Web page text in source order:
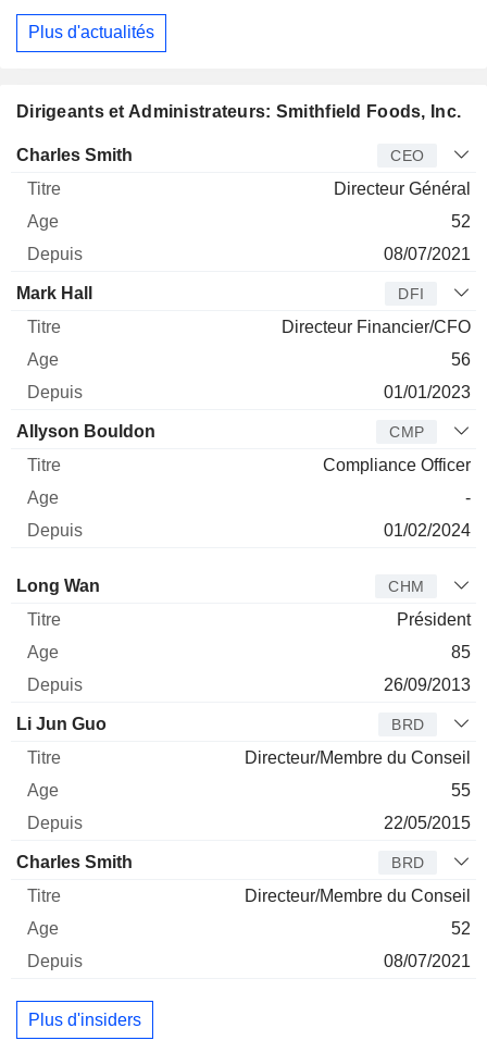
Plus d'actualités
Dirigeants et Administrateurs: Smithfield Foods, Inc.
Dirigeant Titre
Charles Smith CEO
Directeur Général
52
08/07/2021
Mark Hall DFI
Directeur Financier/CFO
56
01/01/2023
Allyson Bouldon CMP
Compliance Officer
-
01/02/2024
Administrateur
Long Wan CHM
Président
85
26/09/2013
Li Jun Guo BRD
Directeur/Membre du Conseil
55
22/05/2015
Charles Smith BRD
Directeur/Membre du Conseil
52
08/07/2021
Plus d'insiders